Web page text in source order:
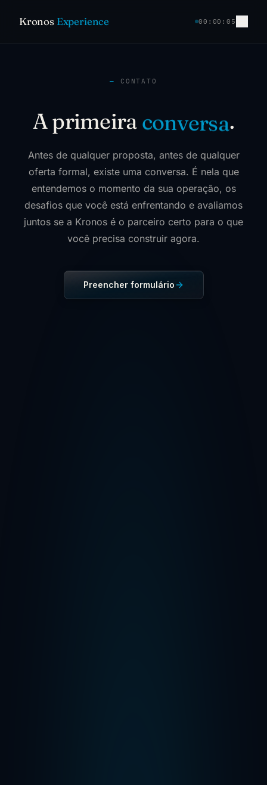
Kronos Experience 00:00:05
— CONTATO
A primeira conversa.
Antes de qualquer proposta, antes de qualquer
oferta formal, existe uma conversa. É nela que
entendemos o momento da sua operação, os
desafios que você está enfrentando e avaliamos
juntos se a Kronos é o parceiro certo para o que
você precisa construir agora.
Preencher formulário